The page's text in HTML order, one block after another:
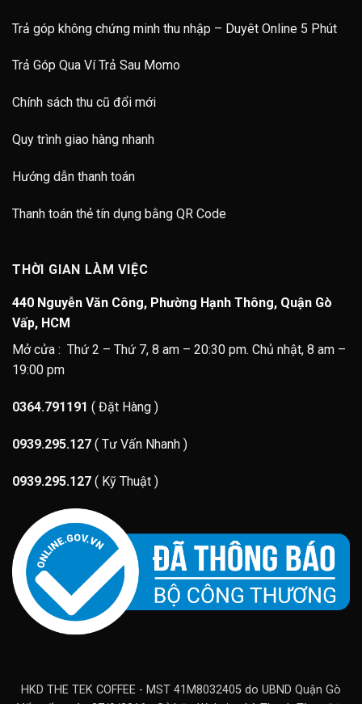
Trả góp không chứng minh thu nhập – Duyêt Online 5 Phút
Trả Góp Qua Ví Trả Sau Momo
Chính sách thu cũ đổi mới
Quy trình giao hàng nhanh
Hướng dẫn thanh toán
Thanh toán thẻ tín dụng bằng QR Code
THỜI GIAN LÀM VIỆC
440 Nguyễn Văn Công, Phường Hạnh Thông, Quận Gò
Vấp, HCM
Mở cửa : Thứ 2 – Thứ 7, 8 am – 20:30 pm. Chủ nhật, 8 am –
19:00 pm
0364.791191 ( Đặt Hàng )
0939.295.127 ( Tư Vấn Nhanh )
0939.295.127 ( Kỹ Thuật )
HKD THE TEK COFFEE - MST 41M8032405 do UBND Quận Gò